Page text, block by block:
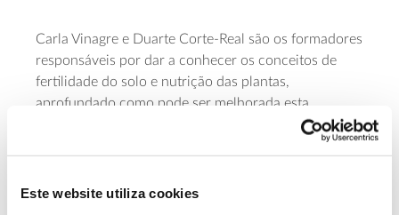
Este website utiliza cookies
Carla Vinagre e Duarte Corte-Real são os formadores
responsáveis por dar a conhecer os conceitos de
fertilidade do solo e nutrição das plantas,
aprofundado como pode ser melhorada esta
fertilidade, que tipos de adubos existem e como
devem ser aplicados. A formação, promovida pela
decorre das 14h00 às 17h00 e tem um valor de 35